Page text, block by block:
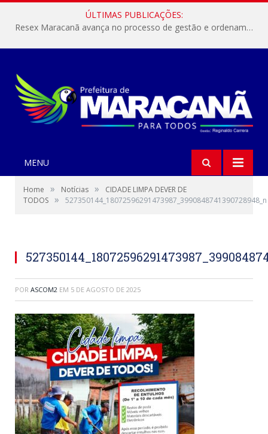
ÚLTIMAS PUBLICAÇÕES:
Resex Maracanã avança no processo de gestão e ordenamento do turismo em nossas áreas protegidas.
MENU
Home » Notícias »
CIDADE LIMPA DEVER DE
TODOS » 527350144_18072596291473987_3990848741390728948_n
POR ASCOM2 EM 5 DE AGOSTO DE 2025